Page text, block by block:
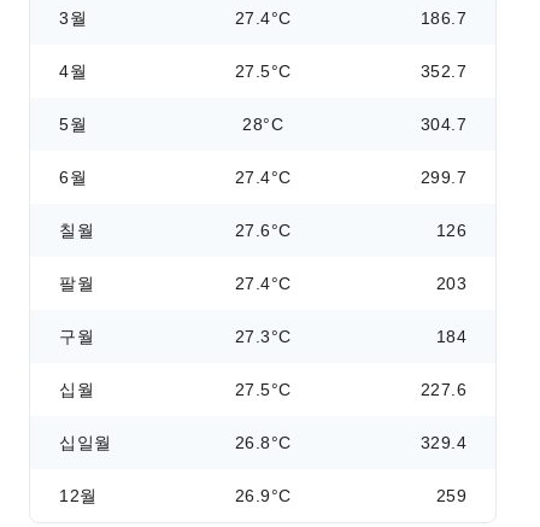
3월 27.4°C 186.7
4월 27.5°C 352.7
5월 28°C 304.7
6월 27.4°C 299.7
칠월 27.6°C 126
팔월 27.4°C 203
구월 27.3°C 184
십월 27.5°C 227.6
십일월 26.8°C 329.4
12월 26.9°C 259